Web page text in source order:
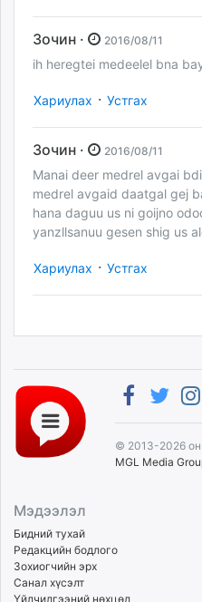
Зочин · 2016/08/11
ih heregtei medeelel bna
Хариулах · Устгах
Зочин · 2016/08/11
Manai deer medrel avgai
medrel avgaid daatgal gej
hana daguu us ni goijno
yanzllsanuu gesen shig us
Хариулах · Устгах
© 2013-2026 он
MGL Media
Мэдээлэл
Бидний тухай
Редакцийн бодлого
Зохиогчийн эрх
Санал хүсэлт
Үйлчилгээний нөхцөл